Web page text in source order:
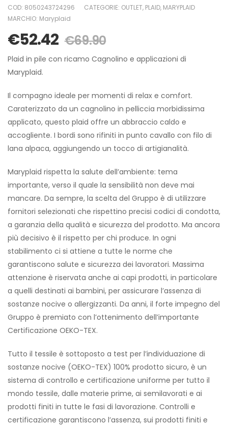
COD: 8050243724296 CATEGORIE: OUTLET, PLAID, MARYPLAID
MARCHIO: Maryplaid
€52.42 €69.90
Plaid in pile con ricamo Cagnolino e applicazioni di
Maryplaid.
Il compagno ideale per momenti di relax e comfort.
Caraterizzato da un cagnolino in pelliccia morbidissima
applicato, questo plaid offre un abbraccio caldo e
accogliente. I bordi sono rifiniti in punto cavallo con filo di
lana alpaca, aggiungendo un tocco di artigianalità.
Maryplaid rispetta la salute dell’ambiente: tema
importante, verso il quale la sensibilità non deve mai
mancare. Da sempre, la scelta del Gruppo è di utilizzare
fornitori selezionati che rispettino precisi codici di condotta,
a garanzia della qualità e sicurezza del prodotto. Ma ancora
più decisivo è il rispetto per chi produce. In ogni
stabilimento ci si attiene a tutte le norme che
garantiscono salute e sicurezza dei lavoratori. Massima
attenzione è riservata anche ai capi prodotti, in particolare
a quelli destinati ai bambini, per assicurare l’assenza di
sostanze nocive o allergizzanti. Da anni, il forte impegno del
Gruppo è premiato con l’ottenimento dell’importante
Certificazione OEKO-TEX.
Tutto il tessile è sottoposto a test per l’individuazione di
sostanze nocive (OEKO-TEX) 100% prodotto sicuro, è un
sistema di controllo e certificazione uniforme per tutto il
mondo tessile, dalle materie prime, ai semilavorati e ai
prodotti finiti in tutte le fasi di lavorazione. Controlli e
certificazione garantiscono l’assenza, sui prodotti finiti e